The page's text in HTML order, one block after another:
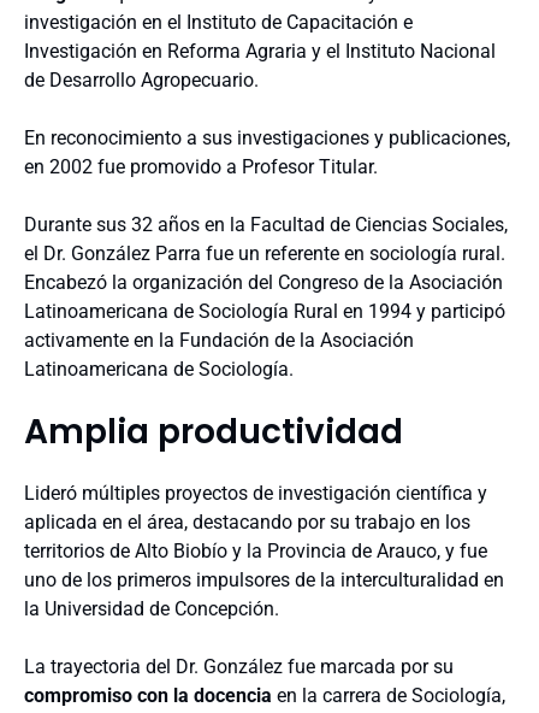
investigación en el Instituto de Capacitación e
Investigación en Reforma Agraria y el Instituto Nacional
de Desarrollo Agropecuario.
En reconocimiento a sus investigaciones y publicaciones,
en 2002 fue promovido a Profesor Titular.
Durante sus 32 años en la Facultad de Ciencias Sociales,
el Dr. González Parra fue un referente en sociología rural.
Encabezó la organización del Congreso de la Asociación
Latinoamericana de Sociología Rural en 1994 y participó
activamente en la Fundación de la Asociación
Latinoamericana de Sociología.
Amplia productividad
Lideró múltiples proyectos de investigación científica y
aplicada en el área, destacando por su trabajo en los
territorios de Alto Biobío y la Provincia de Arauco, y fue
uno de los primeros impulsores de la interculturalidad en
la Universidad de Concepción.
La trayectoria del Dr. González fue marcada por su
compromiso con la docencia en la carrera de Sociología,